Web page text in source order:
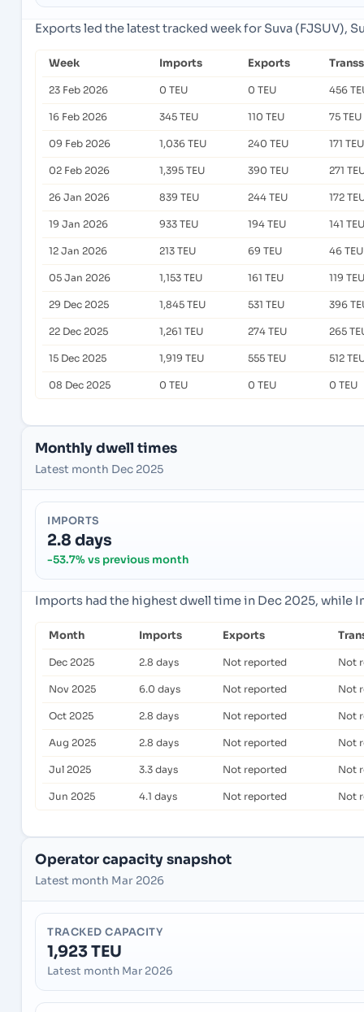
Exports led the latest tracked week for Suva (FJSUV),
Week Imports Exports
23 Feb 2026 0 TEU 0 TEU 456
16 Feb 2026 345 TEU 110 TEU 75 TEU
09 Feb 2026 1,036 TEU 240 TEU 171 TEU
02 Feb 2026 1,395 TEU 390 TEU 271
26 Jan 2026 839 TEU 244 TEU 172
19 Jan 2026 933 TEU 194 TEU 141 TEU
12 Jan 2026 213 TEU 69 TEU 46 TEU
05 Jan 2026 1,153 TEU 161 TEU 119 TEU
29 Dec 2025 1,845 TEU 531 TEU 396
22 Dec 2025 1,261 TEU 274 TEU 265
15 Dec 2025 1,919 TEU 555 TEU 512
08 Dec 2025 0 TEU 0 TEU 0 TEU
Monthly dwell times
Latest month Dec 2025
IMPORTS
2.8 days
-53.7% vs previous month
Imports had the highest dwell time in Dec 2025, while
Month Imports Exports
Dec 2025 2.8 days Not reported Not
Nov 2025 6.0 days Not reported Not
Oct 2025 2.8 days Not reported Not
Aug 2025 2.8 days Not reported Not
Jul 2025 3.3 days Not reported Not
Jun 2025 4.1 days Not reported Not
Operator capacity snapshot
Latest month Mar 2026
TRACKED CAPACITY
1,923 TEU
Latest month Mar 2026